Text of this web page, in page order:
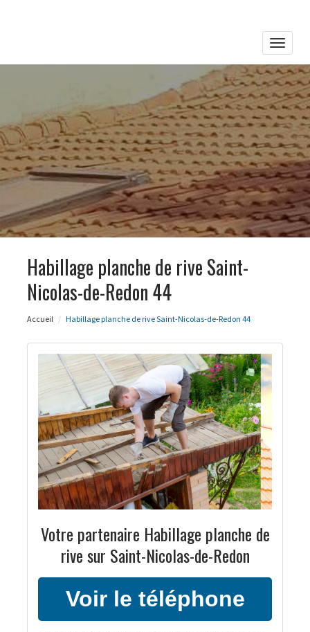
Toggle
Habillage planche de rive Saint-
Nicolas-de-Redon 44
Accueil Habillage planche de rive Saint-Nicolas-de-Redon 44
Votre partenaire Habillage planche de
rive sur Saint-Nicolas-de-Redon